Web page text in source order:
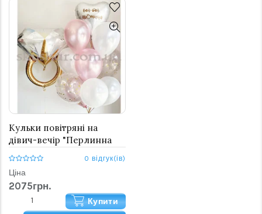
Кульки повітряні на
дівич-вечір "Перлинна
вечірка"
0 відгук(ів)
Ціна
2075грн.
Купити